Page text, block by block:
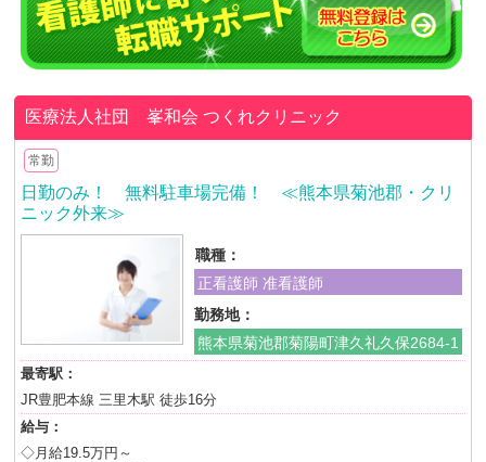
医療法人社団 峯和会つくれクリニック
常勤
日勤のみ！ 無料駐車場完備！ ≪熊本県菊池郡・クリ
ニック外来≫
職種：
正看護師 准看護師
勤務地：
熊本県菊池郡菊陽町津久礼久保2684-1
最寄駅：
JR豊肥本線 三里木駅 徒歩16分
給与：
◇月給19.5万円～